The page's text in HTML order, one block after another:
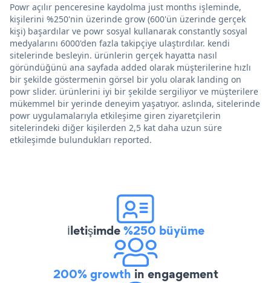
Powr açılır penceresine kaydolma just months işleminde,
kişilerini %250'nin üzerinde grow (600'ün üzerinde gerçek
kişi) başardılar ve powr sosyal kullanarak constantly sosyal
medyalarını 6000'den fazla takipçiye ulaştırdılar. kendi
sitelerinde besleyin. ürünlerin gerçek hayatta nasıl
göründüğünü ana sayfada added olarak müşterilerine hızlı
bir şekilde göstermenin görsel bir yolu olarak landing on
powr slider. ürünlerini iyi bir şekilde sergiliyor ve müşterilere
mükemmel bir yerinde deneyim yaşatıyor. aslında, sitelerinde
powr uygulamalarıyla etkileşime giren ziyaretçilerin
sitelerindeki diğer kişilerden 2,5 kat daha uzun süre
etkileşimde bulundukları reported.
İletişimde%250 büyüme
200% growth in engagement